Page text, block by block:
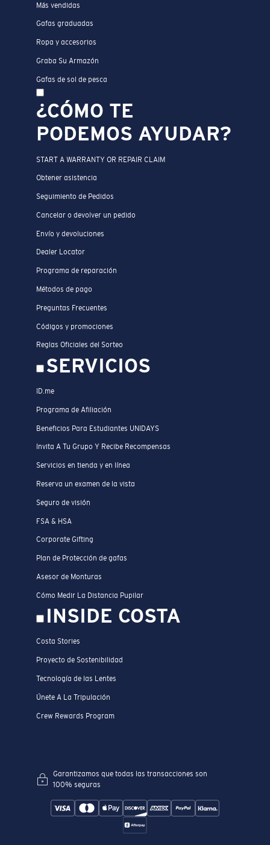
Más vendidas
Gafas graduadas
Ropa y accesorios
Graba Su Armazón
Gafas de sol de pesca
¿CÓMO TE
PODEMOS AYUDAR?
START A WARRANTY OR REPAIR CLAIM
Obtener asistencia
Seguimiento de Pedidos
Cancelar o devolver un pedido
Envío y devoluciones
Dealer Locator
Programa de reparación
Métodos de pago
Preguntas Frecuentes
Códigos y promociones
Reglas Oficiales del Sorteo
SERVICIOS
ID.me
Programa de Afiliación
Beneficios Para Estudiantes UNIDAYS
Invita A Tu Grupo Y Recibe Recompensas
Servicios en tienda y en línea
Reserva un examen de la vista
Seguro de visión
FSA & HSA
Corporate Gifting
Plan de Protección de gafas
Asesor de Monturas
Cómo Medir La Distancia Pupilar
INSIDE COSTA
Costa Stories
Proyecto de Sostenibilidad
Tecnología de las Lentes
Únete A La Tripulación
Crew Rewards Program
Garantizamos que todas las transacciones son
100% seguras